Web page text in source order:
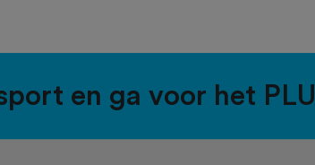
en ga voor het